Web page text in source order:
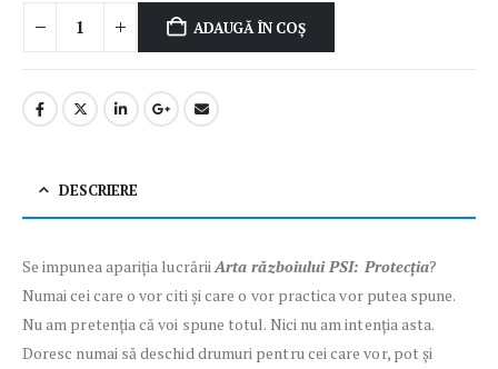
ADAUGĂ ÎN COȘ
DESCRIERE
Se impunea apariția lucrăriiArta războiului PSI: Protecția?
Numai cei care o vor citi și care o vor practica vor putea spune.
Nu am pretenția că voi spune totul. Nici nu am intenția asta.
Doresc numai să deschid drumuri pentru cei care vor, pot și